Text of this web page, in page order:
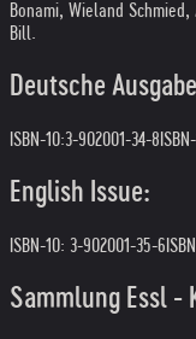
Bonami, Wieland
Bill.
Deutsche
ISBN-10:3-902001-34-8
English Issue:
ISBN-10: 3-902001-35-6
Sammlung Essl -